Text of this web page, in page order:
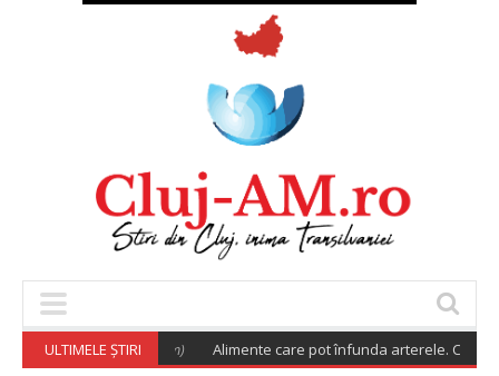
ULTIMELE ȘTIRI
(August 5, 2026 6:02 am) Alimente care pot înfunda arterele. Cu ce le